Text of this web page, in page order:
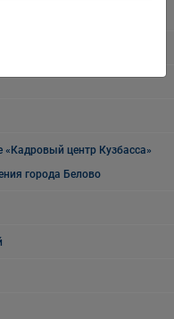
«Кадровый центр Кузбасса»
города Белово